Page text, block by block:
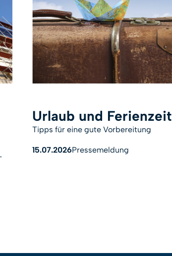
Urlaub und Ferienzeit
Tipps für eine gute Vorbereitung
15.07.2026Pressemeldung